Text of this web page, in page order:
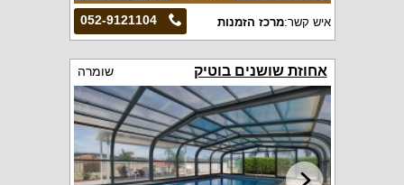
052-9121104 איש קשר:מרכז הזמנות
אחוזת שושנים בוטיק שומרה